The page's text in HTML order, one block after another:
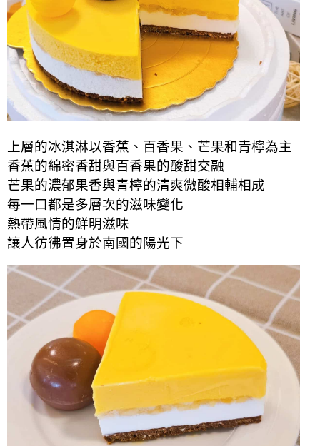
上層的冰淇淋以香蕉、百香果、芒果和青檸為主
香蕉的綿密香甜與百香果的酸甜交融
芒果的濃郁果香與青檸的清爽微酸相輔相成
每一口都是多層次的滋味變化
熱帶風情的鮮明滋味
讓人彷彿置身於南國的陽光下